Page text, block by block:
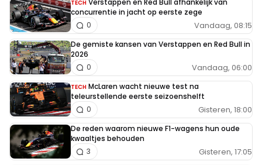
TECH Verstappen en Red Bull afhankelijk van
concurrentie in jacht op eerste zege
Vandaag, 08:15
0
De gemiste kansen van Verstappen en Red Bull in
2026
Vandaag, 06:00
0
TECH McLaren wacht nieuwe test na
teleurstellende eerste seizoenshelft
Gisteren, 18:00
0
De reden waarom nieuwe F1-wagens hun oude
kwaaltjes behouden
Gisteren, 17:05
3